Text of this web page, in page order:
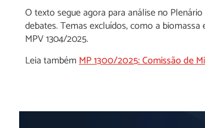
O texto segue agora para análise no
debates. Temas excluídos, como a
MPV 1304/2025.
Leia tambémMP 1300/2025: Comissão de